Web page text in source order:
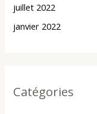
juillet 2022
janvier 2022
Catégories